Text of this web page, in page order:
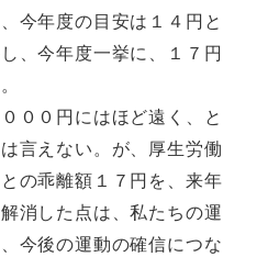
今年度の目安は１４円と
、今年度一挙に、１７円
００円にはほど遠く、と
言えない。が、厚生労働
の乖離額１７円を、来年
消した点は、私たちの運
今後の運動の確信につな